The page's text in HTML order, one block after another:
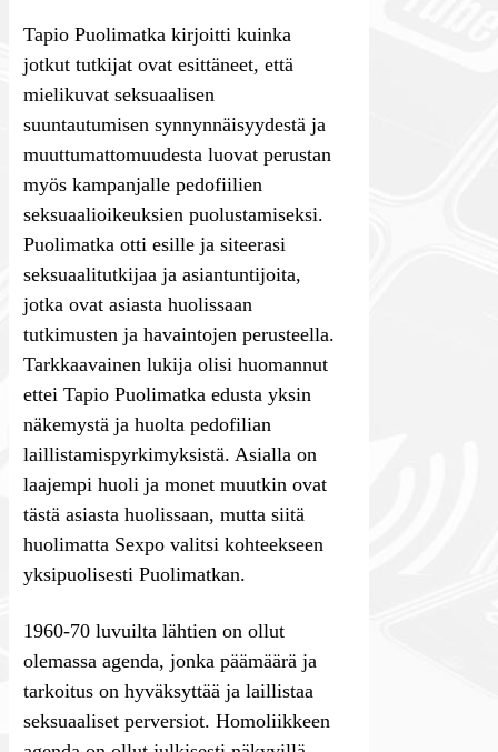
Tapio Puolimatka kirjoitti kuinka
jotkut tutkijat ovat esittäneet, että
mielikuvat seksuaalisen
suuntautumisen synnynnäisyydestä ja
muuttumattomuudesta luovat perustan
myös kampanjalle pedofiilien
seksuaalioikeuksien puolustamiseksi.
Puolimatka otti esille ja siteerasi
seksuaalitutkijaa ja asiantuntijoita,
jotka ovat asiasta huolissaan
tutkimusten ja havaintojen perusteella.
Tarkkaavainen lukija olisi huomannut
ettei Tapio Puolimatka edusta yksin
näkemystä ja huolta pedofilian
laillistamispyrkimyksistä. Asialla on
laajempi huoli ja monet muutkin ovat
tästä asiasta huolissaan, mutta siitä
huolimatta Sexpo valitsi kohteekseen
yksipuolisesti Puolimatkan.
1960-70 luvuilta lähtien on ollut
olemassa agenda, jonka päämäärä ja
tarkoitus on hyväksyttää ja laillistaa
seksuaaliset perversiot. Homoliikkeen